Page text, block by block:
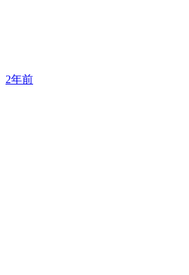
2年前